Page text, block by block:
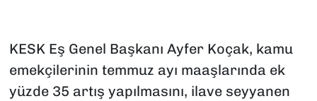
KESK Eş Genel Başkanı Ayfer Koçak, kamu
emekçilerinin temmuz ayı maaşlarında ek
yüzde 35 artış yapılmasını, ilave seyyanen